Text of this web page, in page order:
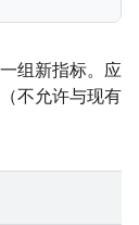
组新指标。应
不允许与现有